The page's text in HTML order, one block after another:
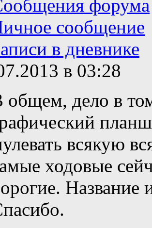
форума
сообщение
в дневнике
в 03:28
общем, дело в
всякую
ходовые